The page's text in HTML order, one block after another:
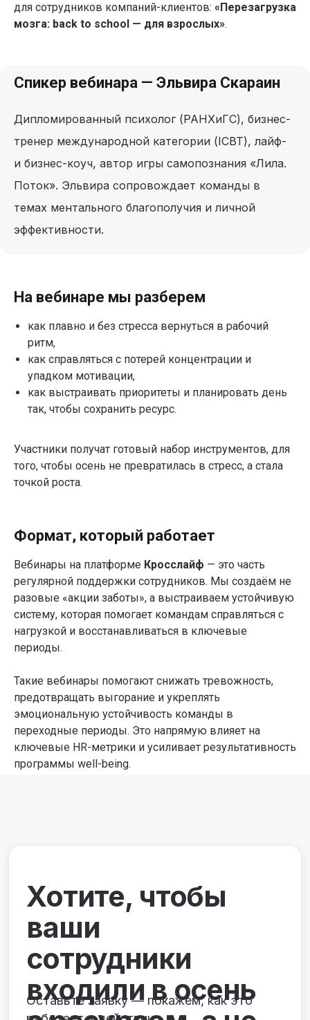
для сотрудников компаний-клиентов: «Перезагрузка
мозга: back to school — для взрослых».
Спикер вебинара — Эльвира Скараин
Дипломированный психолог (РАНХиГС), бизнес-
тренер международной категории (ICBT), лайф-
и бизнес-коуч, автор игры самопознания «Лила.
Поток». Эльвира сопровождает команды в
темах ментального благополучия и личной
эффективности.
На вебинаре мы разберем
как плавно и без стресса вернуться в рабочий
ритм,
как справляться с потерей концентрации и
упадком мотивации,
как выстраивать приоритеты и планировать день
так, чтобы сохранить ресурс.
Участники получат готовый набор инструментов, для
того, чтобы осень не превратилась в стресс, а стала
точкой роста.
Формат, который работает
Вебинары на платформе Кросслайф — это часть
регулярной поддержки сотрудников. Мы создаём не
разовые «акции заботы», а выстраиваем устойчивую
систему, которая помогает командам справляться с
нагрузкой и восстанавливаться в ключевые
периоды.
Такие вебинары помогают снижать тревожность,
предотвращать выгорание и укреплять
эмоциональную устойчивость команды в
переходные периоды. Это напрямую влияет на
ключевые HR-метрики и усиливает результативность
программы well-being.
ваши
сотрудники
входили в осень
с ресурсом, а не
с усталостью?
Оставьте заявку — покажем, как это
работает в действии.
Согласен с Политикой в отношении обработки
персональных данных